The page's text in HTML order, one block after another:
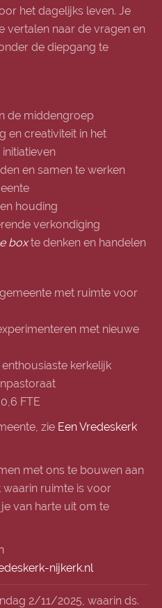
het dagelijks leven. Je
vertalen naar de vragen en
de diepgang te
de middengroep
en creativiteit in het
en samen te werken
houding
verkondiging
boxte denken en handelen
met ruimte voor
met nieuwe
kerkelijk
FTE
ente, zie Een Vredeskerk
met ons te bouwen aan
ruimte is voor
van harte uit om te
nijkerk.nl
2/11/2025, waarin ds.